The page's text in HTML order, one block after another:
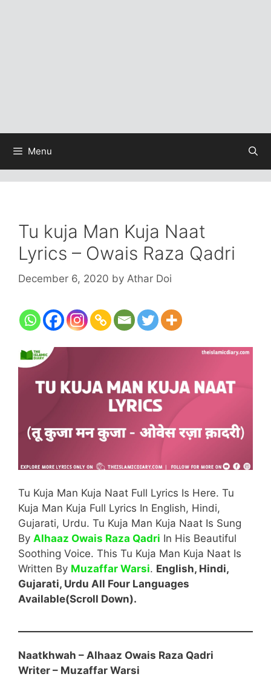
Menu
Tu kuja Man Kuja Naat
Lyrics – Owais Raza Qadri
December 6, 2020 by Athar Doi
Tu Kuja Man Kuja Naat Full Lyrics Is Here. Tu
Kuja Man Kuja Full Lyrics In English, Hindi,
Gujarati, Urdu. Tu Kuja Man Kuja Naat Is Sung
By Alhaaz Owais Raza Qadri In His Beautiful
Soothing Voice. This Tu Kuja Man Kuja Naat Is
Written By Muzaffar Warsi. English, Hindi,
Gujarati, Urdu All Four Languages
Available(Scroll Down).
Naatkhwah – Alhaaz Owais Raza Qadri
Writer – Muzaffar Warsi